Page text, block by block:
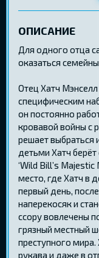
ОПИСАНИЕ
Для одного отца
оказаться
Отец Хатч
специфическим
он постоянно
кровавой войны с
решает выбраться
детьми Хатч берёт
‘Wild Bill’s
место, где Хатч в
первый день,
наперекосяк и
ссору вовлечены
грязный местный
преступного мира.
рукава и даже в